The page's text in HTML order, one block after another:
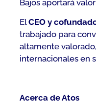
Bajos aportará
ElCEO y
trabajado para
altamente
internacionales en
Acerca de Atos